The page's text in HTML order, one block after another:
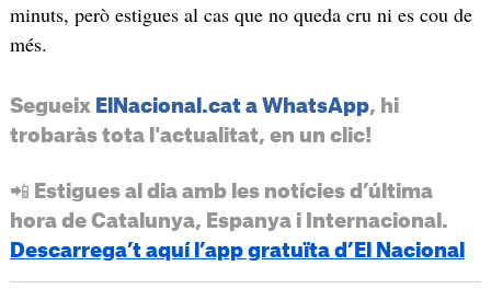
minuts, però estigues al cas que no queda cru ni es cou de
més.
Segueix ElNacional.cat a WhatsApp, hi
trobaràs tota l'actualitat, en un clic!
📲 Estigues al dia amb les notícies d’última
hora de Catalunya, Espanya i Internacional.
Descarrega’t aquí l’app gratuïta d’El Nacional